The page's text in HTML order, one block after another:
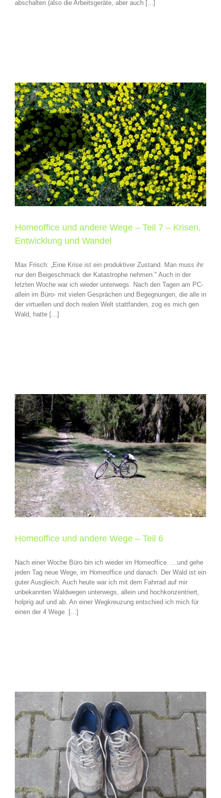
abschalten (also die Arbeitsgeräte, aber auch [...]
Homeoffice und andere Wege – Teil 7 – Krisen,
Entwicklung und Wandel
Max Frisch: „Eine Krise ist ein produktiver Zustand. Man muss ihr
nur den Beigeschmack der Katastrophe nehmen." Auch in der
letzten Woche war ich wieder unterwegs. Nach den Tagen am PC-
allein im Büro- mit vielen Gesprächen und Begegnungen, die alle in
der virtuellen und doch realen Welt stattfanden, zog es mich gen
Wald, hatte [...]
Homeoffice und andere Wege – Teil 6
Nach einer Woche Büro bin ich wieder im Homeoffice. …und gehe
jeden Tag neue Wege, im Homeoffice und danach. Der Wald ist ein
guter Ausgleich. Auch heute war ich mit dem Fahrrad auf mir
unbekannten Waldwegen unterwegs, allein und hochkonzentriert,
holprig auf und ab. An einer Wegkreuzung entschied ich mich für
einen der 4 Wege. [...]